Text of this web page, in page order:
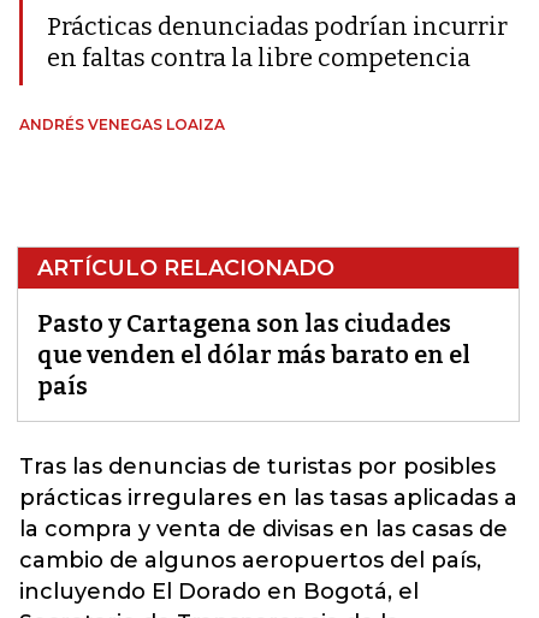
Prácticas denunciadas podrían incurrir
en faltas contra la libre competencia
ANDRÉS VENEGAS LOAIZA
ARTÍCULO RELACIONADO
Pasto y Cartagena son las ciudades
que venden el dólar más barato en el
país
Tras las denuncias de turistas por posibles
prácticas irregulares en las tasas aplicadas a
la compra y venta de divisas en las casas de
cambio de algunos aeropuertos del país,
incluyendo El Dorado en Bogotá, el